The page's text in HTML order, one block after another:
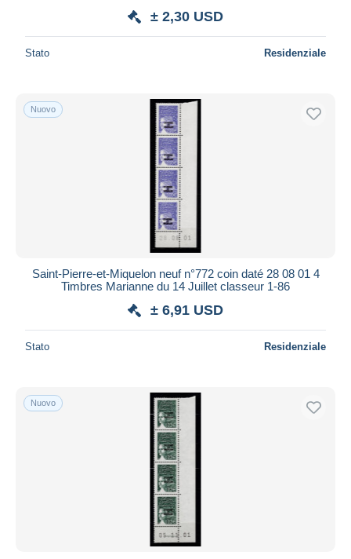
± 2,30 USD
Stato Residenziale
Nuovo
Saint-Pierre-et-Miquelon neuf n°772 coin daté 28 08 01 4
Timbres Marianne du 14 Juillet classeur 1-86
± 6,91 USD
Stato Residenziale
Nuovo